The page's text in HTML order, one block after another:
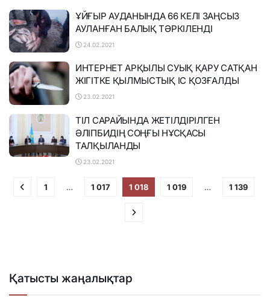
ҰЙҒЫР АУДАНЫНДА 66 КЕЛІ ЗАҢСЫЗ
АУЛАНҒАН БАЛЫҚ ТӘРКІЛЕНДІ
24.02.2021
ИНТЕРНЕТ АРҚЫЛЫ СУЫҚ ҚАРУ САТҚАН
ЖІГІТКЕ ҚЫЛМЫСТЫҚ ІС ҚОЗҒАЛДЫ
23.02.2021
ТІЛ САРАЙЫНДА ЖЕТІЛДІРІЛГЕН
ӘЛІПБИДІҢ СОҢҒЫ НҰСҚАСЫ
ТАЛҚЫЛАНДЫ
23.02.2021
1 … 1 017 1 018 1 019 … 1 139
Қатысты жаңалықтар